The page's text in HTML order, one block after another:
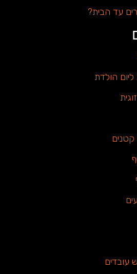
עד הבית?
הולדת
קטנים
עובדים